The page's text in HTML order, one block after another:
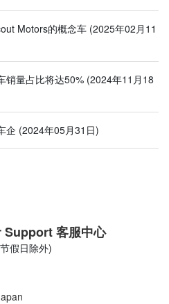
Motors的概念车 (2025年02月11
销量占比将达50% (2024年11月18
企 (2024年05月31日)
客服中心
假日除外)